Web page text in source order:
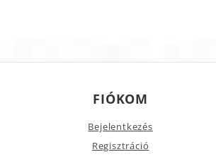
FIÓKOM
Bejelentkezés
Regisztráció